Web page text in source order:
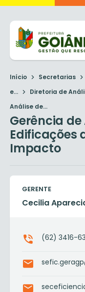
Início Secretarias
e...
Diretoria de
Análise de...
Gerência
Edificações
Impacto
GERENTE
Cecilia
(62) 3416-